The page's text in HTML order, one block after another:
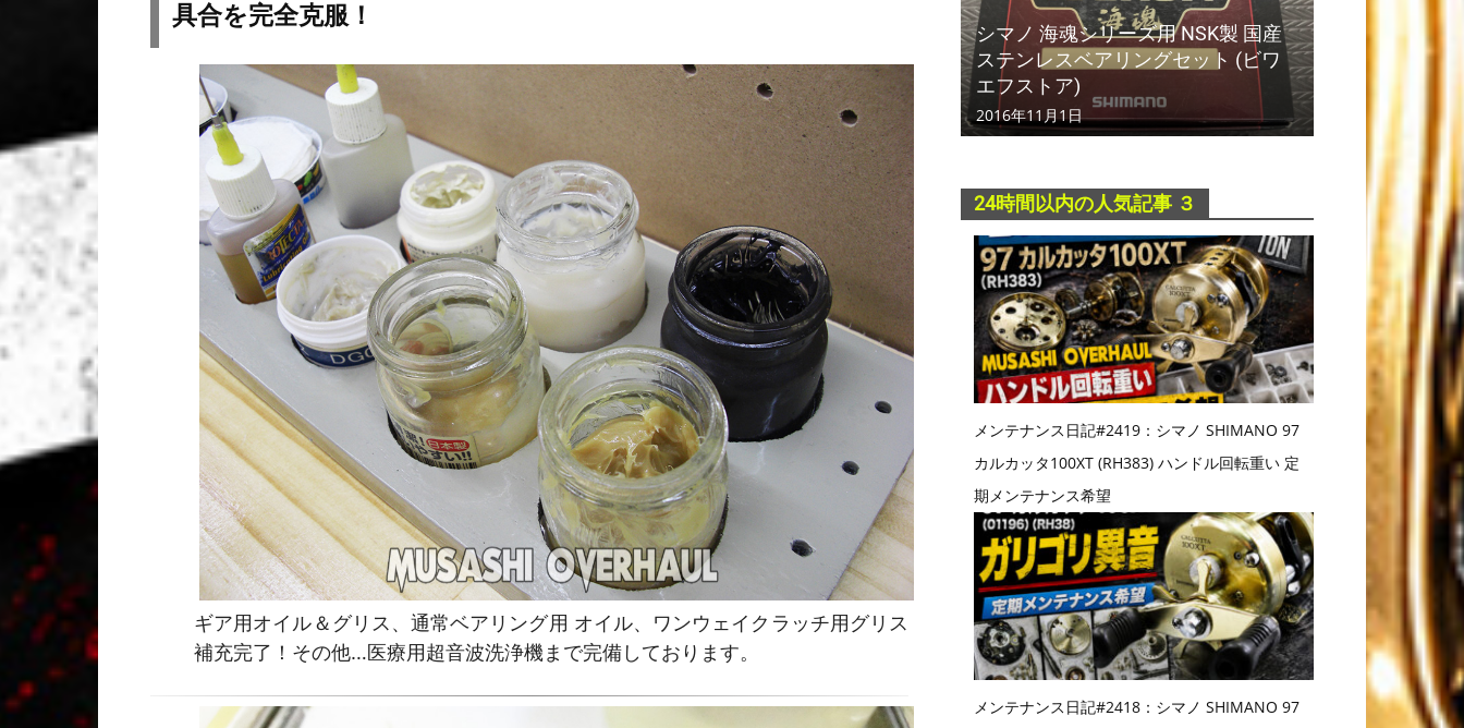
具合を完全克服！
ギア用オイル＆グリス、通常ベアリング用 オイル、ワンウェイクラッチ用グリス
補充完了！その他…医療用超音波洗浄機まで完備しております。
シマノ 海魂シリーズ用 NSK製 国産
ステンレスベアリングセット (ビワ
エフストア)
2016年11月1日
24時間以内の人気記事 ３
メンテナンス日記#2419：シマノ SHIMANO 97
カルカッタ100XT (RH383) ハンドル回転重い 定
期メンテナンス希望
メンテナンス日記#2418：シマノ SHIMANO 97